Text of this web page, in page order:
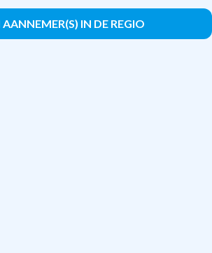
IN DE REGIO